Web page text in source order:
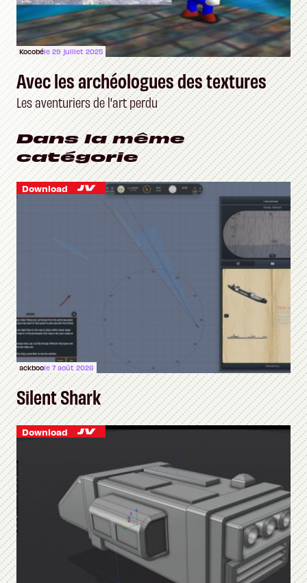
Kocobéle 29 juillet 2025
Avec les archéologues des textures
Les aventuriers de l'art perdu
Dans la même
catégorie
Download
ackboole 7 août 2026
Silent Shark
Download